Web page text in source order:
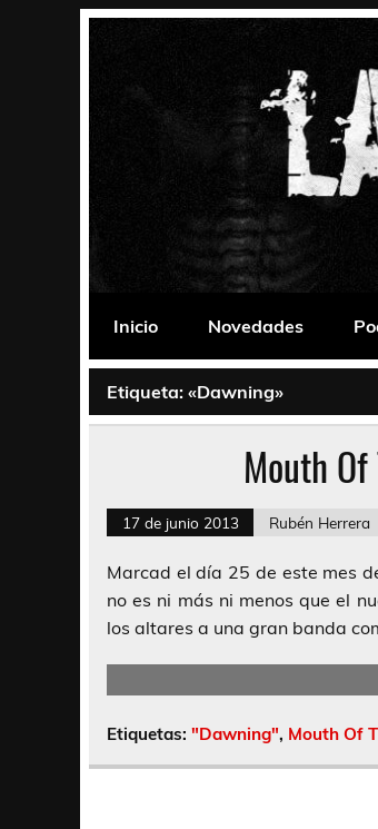
La Habitación
Inicio
Novedades
Etiqueta: «Dawning»
Mouth
17 de junio 2013 Rubén Herrera
Marcad el día 25 de este mes
no es ni más ni menos que el
los altares a una gran banda
Etiquetas: "Dawning", Mouth Of